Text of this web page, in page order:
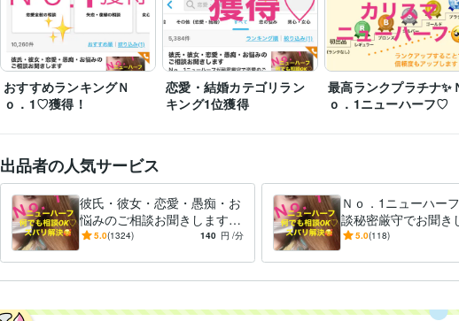
司・部下のお悩み LGBTのご相談 雑談・愚痴 お友達感覚でお話し
ーハーフのズバリお悩み相談♡
悩み 恋愛 仕事 雑談 お話し その他
悩み相談・カウンセリング 恋愛相談 片思いのご相談 彼氏・彼女
も言えない恋のご相談 雑談・愚痴・お悩み 浮気・不倫のご相談 遠
際恋愛
Ｎｏ．1ニューハーフがそっと心に寄り添い
片思い 彼氏 彼女 結婚 愚痴 その他
おすすめランキングＮ
ｏ．1♡獲得！
恋愛・結婚カテゴリラン
キング1位獲得
最高ランクプラチナ✨
ｏ．1ニューハーフ♡
出品者の人気サービス
彼氏・彼女・恋愛・愚痴・お
悩みのご相談お聞きします
Ｎｏ．1ニューハーフが秘密
5.0(1324) 140 円 /分
Ｎｏ．1ニューハー
談秘密厳守でお聞き
分から♡大歓迎よ
5.0(118)